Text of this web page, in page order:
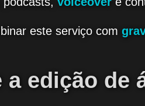
este serviço com
a edição de